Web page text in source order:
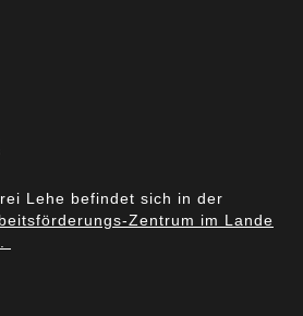
Lehe befindet sich in der
Zentrum im Lande